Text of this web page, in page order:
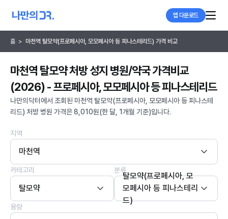
앱 다운로드
홈 > 마천역 탈모약(프로페시아, 모모페시아 등 피나스테리드) 가격 비교
마천역 탈모약 처방 성지 병원/약국 가격비교
(2026) - 프로페시아, 모모페시아 등 피나스테리드
나만의닥터에서 조회된 마천역 탈모약(프로페시아, 모모페시아 등 피나스테
리드) 처방 병원 가격은 8,010원(한 달, 1개월 기준)입니다.
지역
마천역
카테고리
탈모약
분류
탈모약(프로페시아, 모
모페시아 등 피나스테리
드)
용량